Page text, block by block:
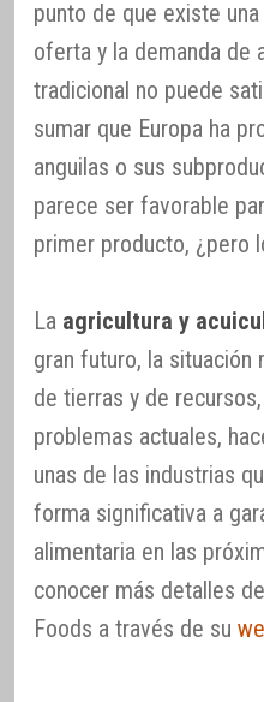
punto de que existe
oferta y la demanda de
tradicional no puede
sumar que Europa ha
anguilas o sus
parece ser favorable
primer producto, ¿pero
La agricultura y
gran futuro, la situación
de tierras y de
problemas actuales,
unas de las industrias
forma significativa a
alimentaria en las
conocer más detalles
Foods a través de su